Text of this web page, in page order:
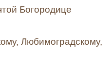
Богородице
Любимоградскому,